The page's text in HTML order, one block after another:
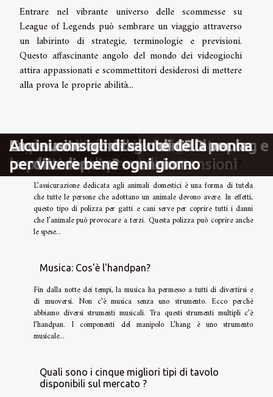
Legends
Entrare nel vibrante universo delle scommesse su
League of Legends può sembrare un viaggio attraverso
un labirinto di strategie, terminologie e previsioni.
Questo affascinante angolo del mondo dei videogiochi
attira appassionati e scommettitori desiderosi di mettere
alla prova le proprie abilità...
Perché scegliere l’assicurazione cane e gatto ?
L’assicurazione dedicata agli animali domestici è una forma di tutela
che tutte le persone che adottano un animale devono avere. In effetti,
questo tipo di polizza per gatti e cani serve per coprire tutti i danni
che l’animale può provocare a terzi. Questa polizza può coprire anche
le spese...
Musica: Cos'è l'handpan?
Fin dalla notte dei tempi, la musica ha permesso a tutti di divertirsi e
di muoversi. Non c’è musica senza uno strumento. Ecco perché
abbiamo diversi strumenti musicali. Tra questi strumenti multipli c’è
l’handpan. I componenti del manipolo L’hang è uno strumento
musicale...
Quali sono i cinque migliori tipi di tavolo
disponibili sul mercato ?
Strategie efficaci per migliorare il
sonno e la qualità della vita
Esplorare l'efficacia delle diete
moderne attraverso le recensioni
La percezione dei giovani sul vaping e
le politiche di prevenzione
Come assumere l'olio di CBD per la
perdita di peso?
La sinusite cronica
Alcuni consigli di salute della nonna
per vivere bene ogni giorno